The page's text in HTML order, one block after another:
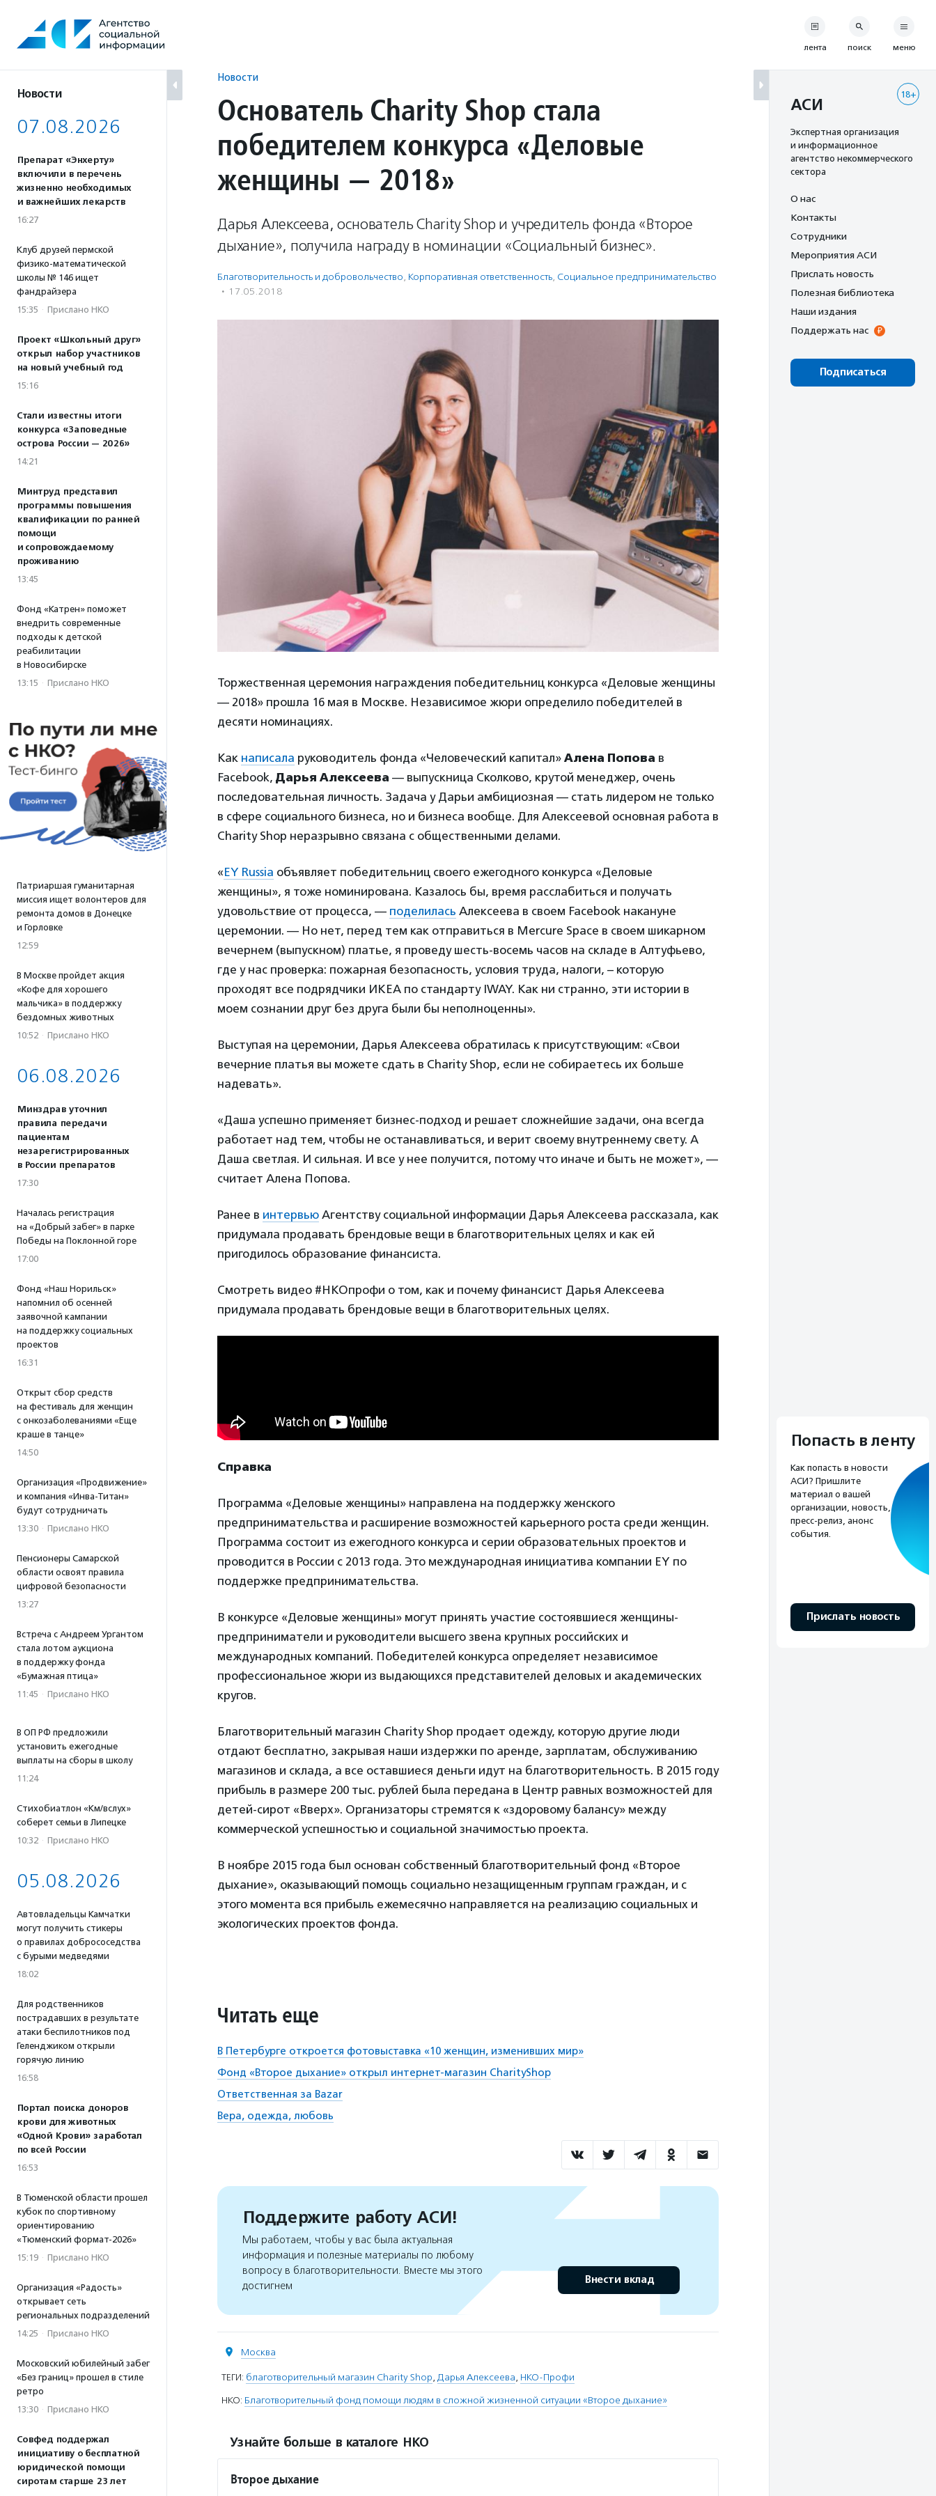
содержанию
Новости
07.08.2026
Препарат «Энхерту»
включили в перечень
жизненно необходимых
и важнейших лекарств
16:27
Клуб друзей пермской
физико-математической
школы № 146 ищет
фандрайзера
15:35 · Прислано НКО
Проект «Школьный друг»
открыл набор участников
на новый учебный год
15:16
Стали известны итоги
конкурса «Заповедные
острова России — 2026»
14:21
Минтруд представил
программы повышения
квалификации по ранней
помощи
и сопровождаемому
проживанию
13:45
Фонд «Катрен» поможет
внедрить современные
подходы к детской
реабилитации
в Новосибирске
13:15 · Прислано НКО
Патриаршая гуманитарная
миссия ищет волонтеров для
ремонта домов в Донецке
и Горловке
12:59
В Москве пройдет акция
«Кофе для хорошего
мальчика» в поддержку
бездомных животных
10:52 · Прислано НКО
06.08.2026
Минздрав уточнил
правила передачи
пациентам
незарегистрированных
в России препаратов
17:30
Началась регистрация
на «Добрый забег» в парке
Победы на Поклонной горе
17:00
Фонд «Наш Норильск»
напомнил об осенней
заявочной кампании
на поддержку социальных
проектов
16:31
Открыт сбор средств
на фестиваль для женщин
с онкозаболеваниями «Еще
краше в танце»
14:50
Организация «Продвижение»
и компания «Инва-Титан»
будут сотрудничать
13:30 · Прислано НКО
Пенсионеры Самарской
области освоят правила
цифровой безопасности
13:27
Встреча с Андреем Ургантом
стала лотом аукциона
в поддержку фонда
«Бумажная птица»
11:45 · Прислано НКО
В ОП РФ предложили
установить ежегодные
выплаты на сборы в школу
11:24
Стихобиатлон «Км/вслух»
соберет семьи в Липецке
10:32 · Прислано НКО
05.08.2026
Автовладельцы Камчатки
могут получить стикеры
о правилах добрососедства
с бурыми медведями
18:02
Для родственников
пострадавших в результате
атаки беспилотников под
Геленджиком открыли
горячую линию
16:58
Портал поиска доноров
крови для животных
«Одной Крови» заработал
по всей России
16:53
В Тюменской области прошел
кубок по спортивному
ориентированию
«Тюменский формат-2026»
15:19 · Прислано НКО
Организация «Радость»
открывает сеть
региональных подразделений
14:25 · Прислано НКО
Московский юбилейный забег
«Без границ» прошел в стиле
ретро
13:30 · Прислано НКО
Совфед поддержал
инициативу о бесплатной
юридической помощи
сиротам старше 23 лет
Новости
Основатель Charity Shop стала
победителем конкурса «Деловые
женщины — 2018»
Дарья Алексеева, основатель Charity Shop и учредитель фонда «Второе
дыхание», получила награду в номинации «Социальный бизнес».
Благотвори­тель­ность и доброволь­чест­во, Корпоративная ответственность, Социальное предпри­нима­тель­ство
· 17.05.2018
Торжественная церемония награждения победительниц конкурса «Деловые женщины
— 2018» прошла 16 мая в Москве. Независимое жюри определило победителей в
десяти номинациях.
Как написала руководитель фонда «Человеческий капитал» Алена Попова в
Facebook, Дарья Алексеева — выпускница Сколково, крутой менеджер, очень
последовательная личность. Задача у Дарьи амбициозная — стать лидером не только
в сфере социального бизнеса, но и бизнеса вообще. Для Алексеевой основная работа в
Charity Shop неразрывно связана с общественными делами.
«EY Russia объявляет победительниц своего ежегодного конкурса «Деловые
женщины», я тоже номинирована. Казалось бы, время расслабиться и получать
удовольствие от процесса, — поделилась Алексеева в своем Facebook накануне
церемонии. — Но нет, перед тем как отправиться в Mercure Space в своем шикарном
вечернем (выпускном) платье, я проведу шесть-восемь часов на складе в Алтуфьево,
где у нас проверка: пожарная безопасность, условия труда, налоги, – которую
проходят все подрядчики ИКЕА по стандарту IWAY. Как ни странно, эти истории в
моем сознании друг без друга были бы неполноценны».
Выступая на церемонии, Дарья Алексеева обратилась к присутствующим: «Свои
вечерние платья вы можете сдать в Charity Shop, если не собираетесь их больше
надевать».
«Даша успешно применяет бизнес-подход и решает сложнейшие задачи, она всегда
работает над тем, чтобы не останавливаться, и верит своему внутреннему свету. А
Даша светлая. И сильная. И все у нее получится, потому что иначе и быть не может», —
считает Алена Попова.
Ранее в интервью Агентству социальной информации Дарья Алексеева рассказала, как
придумала продавать брендовые вещи в благотворительных целях и как ей
пригодилось образование финансиста.
Смотреть видео #НКОпрофи о том, как и почему финансист Дарья Алексеева
придумала продавать брендовые вещи в благотворительных целях.
Справка
Программа «Деловые женщины» направлена на поддержку женского
предпринимательства и расширение возможностей карьерного роста среди женщин.
Программа состоит из ежегодного конкурса и серии образовательных проектов и
проводится в России с 2013 года. Это международная инициатива компании EY по
поддержке предпринимательства.
В конкурсе «Деловые женщины» могут принять участие состоявшиеся женщины-
предприниматели и руководители высшего звена крупных российских и
международных компаний. Победителей конкурса определяет независимое
профессиональное жюри из выдающихся представителей деловых и академических
кругов.
Благотворительный магазин Charity Shop продает одежду, которую другие люди
отдают бесплатно, закрывая наши издержки по аренде, зарплатам, обслуживанию
магазинов и склада, а все оставшиеся деньги идут на благотворительность. В 2015 году
прибыль в размере 200 тыс. рублей была передана в Центр равных возможностей для
детей-сирот «Вверх». Организаторы стремятся к «здоровому балансу» между
коммерческой успешностью и социальной значимостью проекта.
В ноябре 2015 года был основан собственный благотворительный фонд «Второе
дыхание», оказывающий помощь социально незащищенным группам граждан, и с
этого момента вся прибыль ежемесячно направляется на реализацию социальных и
экологических проектов фонда.
Читать еще
В Петербурге откроется фотовыставка «10 женщин, изменивших мир»
Фонд «Второе дыхание» открыл интернет-магазин CharityShop
Ответственная за Bazar
Вера, одежда, любовь
Поддержите работу АСИ!
Мы работаем, чтобы у вас была актуальная
информация и полезные материалы по любому
вопросу в благотворительности. Вместе мы этого
достигнем
Внести вклад
Москва
ТЕГИ: благотворительный магазин Charity Shop, Дарья Алексеева, НКО-Профи
НКО: Благотворительный фонд помощи людям в сложной жизненной ситуации «Второе дыхание»
Узнайте больше в каталоге НКО
Второе дыхание
лента поиск меню
18+
АСИ
Экспертная организация
и информационное
агентство некоммерческого
сектора
О нас
Контакты
Сотрудники
Мероприятия АСИ
Прислать новость
Полезная библиотека
Наши издания
Поддержать нас
Подписаться
Попасть в ленту
Как попасть в новости
АСИ? Пришлите
материал о вашей
организации, новость,
пресс-релиз, анонс
события.
Прислать новость